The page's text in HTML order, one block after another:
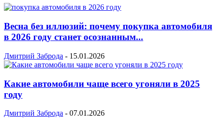
Весна без иллюзий: почему покупка автомобиля
в 2026 году станет осознанным...
Дмитрий Заброда - 15.01.2026
Какие автомобили чаще всего угоняли в 2025
году
Дмитрий Заброда - 07.01.2026